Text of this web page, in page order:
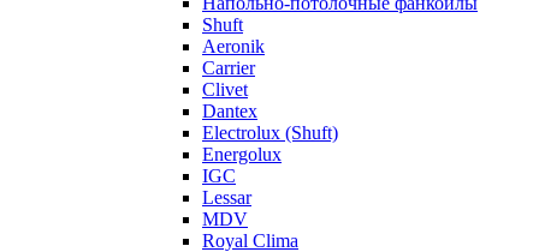
Shuft
Aeronik
Carrier
Clivet
Dantex
Electrolux (Shuft)
Energolux
IGC
Lessar
MDV
Royal Clima